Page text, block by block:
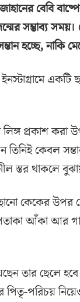
বেবি
সম্ভাব্য
হচ্ছে, নাকি
একটি
লিঙ্গ প্রকাশ
তিনিই কেবল
স্তর থাকলে
কেকের উপর
আঁকা আর
তার ছেলে
পিতৃ-পরিচয়